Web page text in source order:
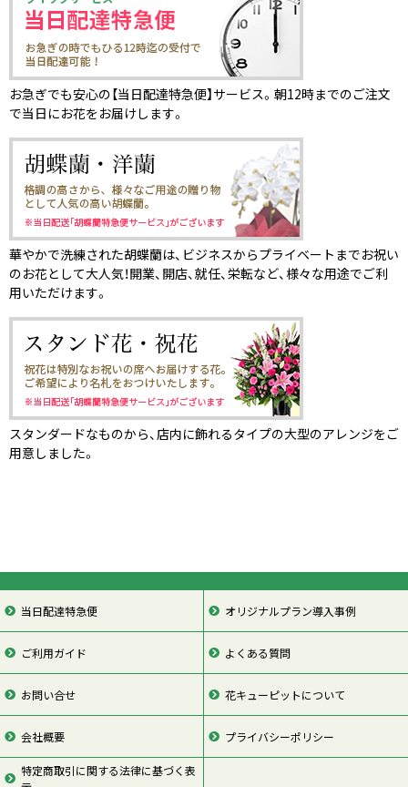
お急ぎでも安心の【当日配達特急便】サービス。朝12時までのご注文
で当日にお花をお届けします。
華やかで洗練された胡蝶蘭は、ビジネスからプライベートまでお祝い
のお花として大人気！開業、開店、就任、栄転など、様々な用途でご利
用いただけます。
スタンダードなものから、店内に飾れるタイプの大型のアレンジをご
用意しました。
当日配達特急便 オリジナルプラン導入事例
ご利用ガイド よくある質問
お問い合せ 花キューピットについて
会社概要 プライバシーポリシー
特定商取引に関する法律に基づく表